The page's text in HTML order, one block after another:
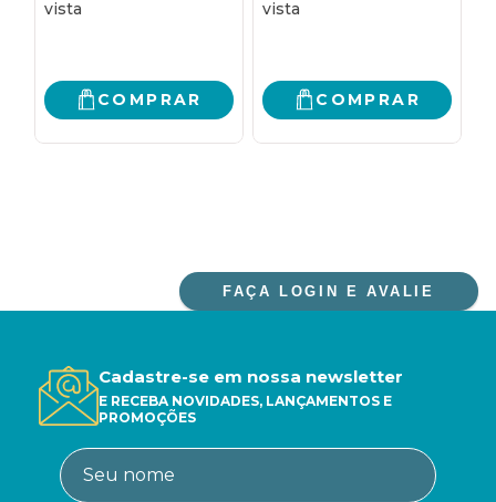
COMPRAR COMPRAR
FAÇA LOGIN E AVALIE
Cadastre-se em nossa newsletter
E RECEBA NOVIDADES, LANÇAMENTOS E
PROMOÇÕES